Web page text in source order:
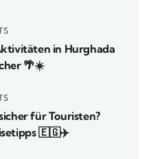
in Hurghada
🌴☀️
für Touristen?
🇪🇬✈️